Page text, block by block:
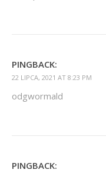
PINGBACK:
22 LIPCA, 2021 AT 8:23 PM
odgwormald
PINGBACK: